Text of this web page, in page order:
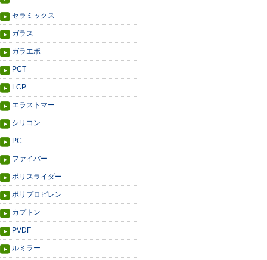
セラミックス
ガラス
ガラエポ
PCT
LCP
エラストマー
シリコン
PC
ファイバー
ポリスライダー
ポリプロピレン
カプトン
PVDF
ルミラー